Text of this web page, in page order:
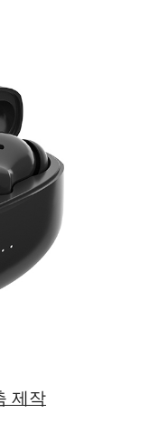
제작